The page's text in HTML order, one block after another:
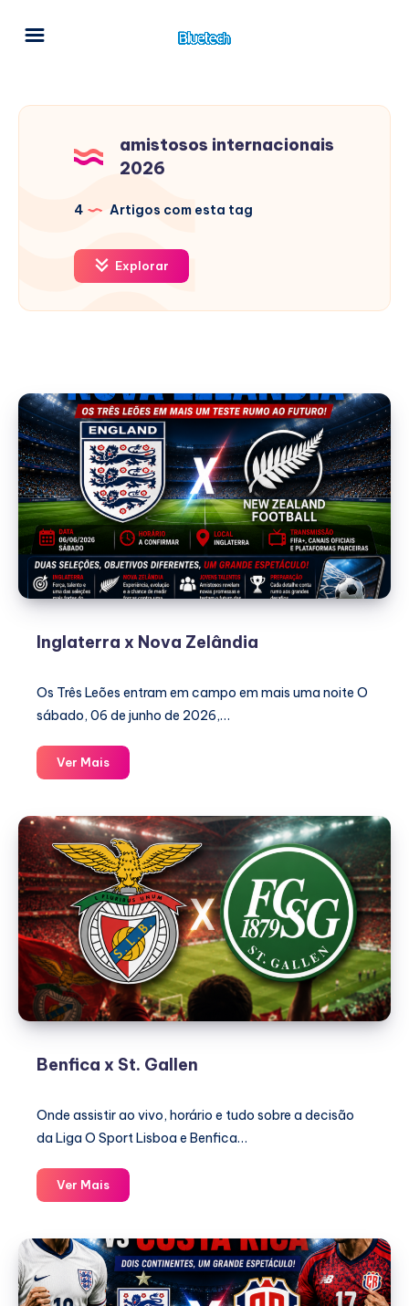
amistosos internacionais
2026
4 Artigos com esta tag
Explorar
Inglaterra x Nova Zelândia
Os Três Leões entram em campo em mais uma noite O
sábado, 06 de junho de 2026,…
Ver MaisInglaterra
x
Zelândia
Benfica x St. Gallen
Onde assistir ao vivo, horário e tudo sobre a decisão
da Liga O Sport Lisboa e Benfica…
Ver MaisBenfica
x
Gallen